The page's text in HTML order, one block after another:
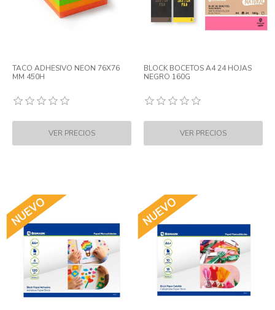
TACO ADHESIVO NEON 76X76
MM 450H
BLOCK BOCETOS A4 24 HOJAS
NEGRO 160G